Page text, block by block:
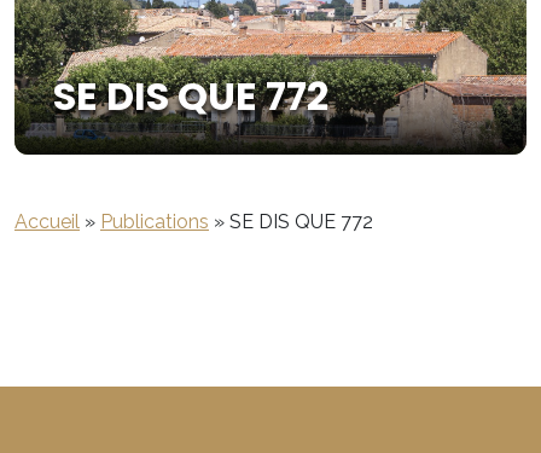
SE DIS QUE 772
Accueil » Publications » SE DIS QUE 772